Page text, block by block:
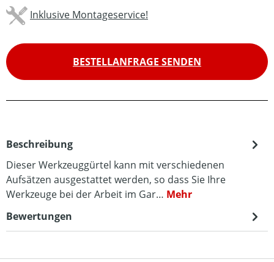
Inklusive Montageservice!
BESTELLANFRAGE SENDEN
Beschreibung
Dieser Werkzeuggürtel kann mit verschiedenen
Aufsätzen ausgestattet werden, so dass Sie Ihre
Werkzeuge bei der Arbeit im Gar… Mehr
Bewertungen